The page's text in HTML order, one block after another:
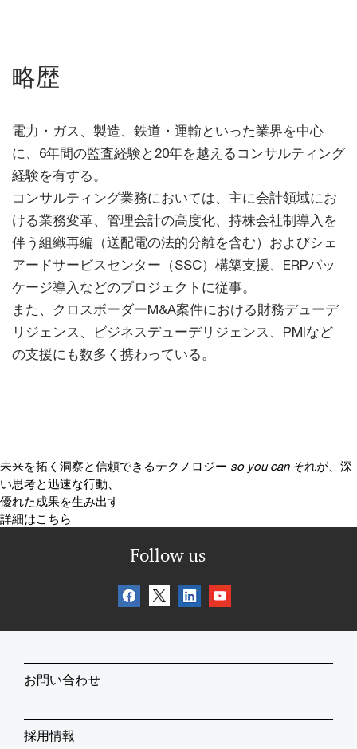
略歴
電力・ガス、製造、鉄道・運輸といった業界を中心
に、6年間の監査経験と20年を越えるコンサルティング
経験を有する。
コンサルティング業務においては、主に会計領域にお
ける業務変革、管理会計の高度化、持株会社制導入を
伴う組織再編（送配電の法的分離を含む）およびシェ
アードサービスセンター（SSC）構築支援、ERPパッ
ケージ導入などのプロジェクトに従事。
また、クロスボーダーM&A案件における財務デューデ
リジェンス、ビジネスデューデリジェンス、PMIなど
の支援にも数多く携わっている。
未来を拓く洞察と信頼できるテクノロジー so you can それが、深
い思考と迅速な行動、
優れた成果を生み出す
詳細はこちら
Follow us
お問い合わせ
採用情報